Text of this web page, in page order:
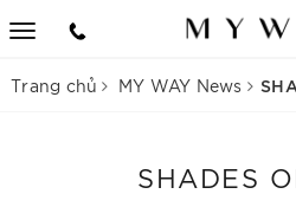
Trang chủ MY WAY News
SHADES